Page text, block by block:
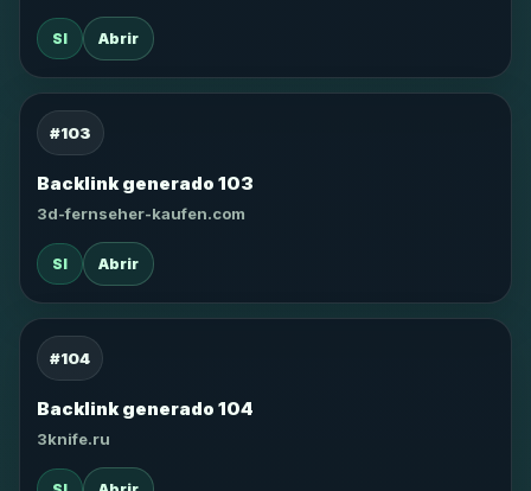
SI Abrir
#103
Backlink generado 103
3d-fernseher-kaufen.com
SI Abrir
#104
Backlink generado 104
3knife.ru